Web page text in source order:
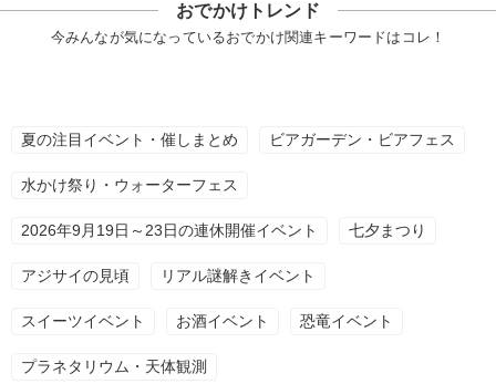
おでかけトレンド
今みんなが気になっているおでかけ関連キーワードはコレ！
夏の注目イベント・催しまとめ ビアガーデン・ビアフェス
水かけ祭り・ウォーターフェス
2026年9月19日～23日の連休開催イベント 七夕まつり
アジサイの見頃 リアル謎解きイベント
スイーツイベント お酒イベント 恐竜イベント
プラネタリウム・天体観測